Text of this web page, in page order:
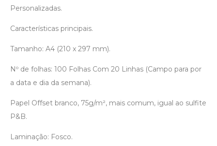
Personalizadas.
Características principais.
Tamanho: A4 (210 x 297 mm).
Nº de folhas: 100 Folhas Com 20 Linhas (Campo para por
a data e dia da semana).
Papel Offset branco, 75g/m², mais comum, igual ao sulfite
P&B.
Laminação: Fosco.